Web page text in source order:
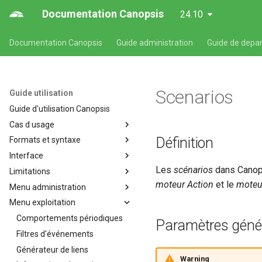
Documentation Canopsis 24.10
Documentation Canopsis Guide administration Guide de
Guide utilisation
Guide d'utilisation Canopsis
Cas d usage
Cas d'usages fonctionnels
Canopsis
Affichage de consignes
Alarmes et indicateurs
Comportements périodiques
Création de tickets dans Itop à
la récéption d'une alarme
Acquittement vers centreon
L'enrichissement
Formats et syntaxe
Formats et syntaxe propres
aux composants Canopsis
Format des expressions
régulières Canopsis
Format des temps des alarmes
Format de syntaxe des
valuepath
Interface
Présentation de l'interface web
de Canopsis
Les filtres
Personnalisation des filtres
Utilisation simples des filtres
Helpers
Helpers Handlebars
disponibles dans l'interface
Canopsis
Pbehaviors
Les comportements
périodiques
Recherche
Moteur de recherche
Themes
Limitations
Limitations de Canopsis
Menu administration
Bilan de santé
Cartographie
Consignes
Diffusion de messages
Menu exploitation
Comportements périodiques
Filtres d'événements
Générateur de liens
Scenarios
Définition
Les scénarios dans
moteur Action et le
Paramètres
Warning